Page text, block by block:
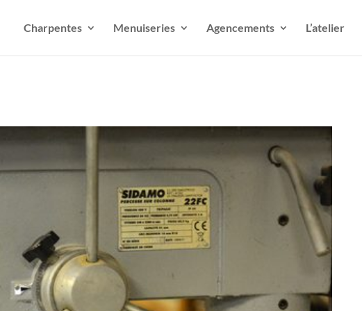
Charpentes Menuiseries Agencements L’atelier